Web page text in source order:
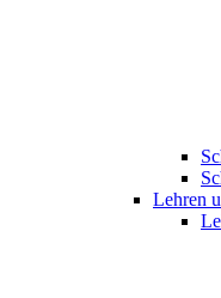
Lehren